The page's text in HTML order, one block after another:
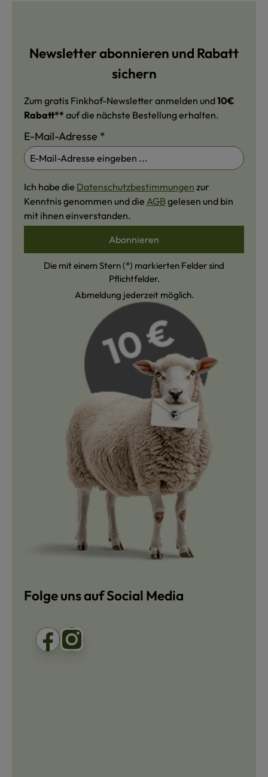
Newsletter abonnieren und Rabatt
sichern
Zum gratis Finkhof-Newsletter anmelden und10€
Rabatt** auf die nächste Bestellung erhalten.
E-Mail-Adresse *
Ich habe die Datenschutzbestimmungen zur
Kenntnis genommen und die AGB gelesen und bin
mit ihnen einverstanden.
Abonnieren
Die mit einem Stern (*) markierten Felder sind
Pflichtfelder.
Abmeldung jederzeit möglich.
Folge uns auf Social Media